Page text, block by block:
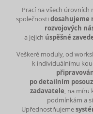
Prací na všech úrovních
společnosti dosahujeme
rozvojových
a jejich úspěšné
Veškeré moduly, od
k individuálnímu
po detailním
zadavatele, na míru
podmínkám a
Upřednostňujeme